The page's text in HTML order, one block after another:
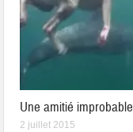
Une amitié improbable
2 juillet 2015